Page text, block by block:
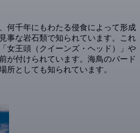
何千年にもわたる侵食によって形成
事な岩石類で知られています。これ
女王頭（クイーンズ・ヘッド）」や
が付けられています。海鳥のバード
所としても知られています。